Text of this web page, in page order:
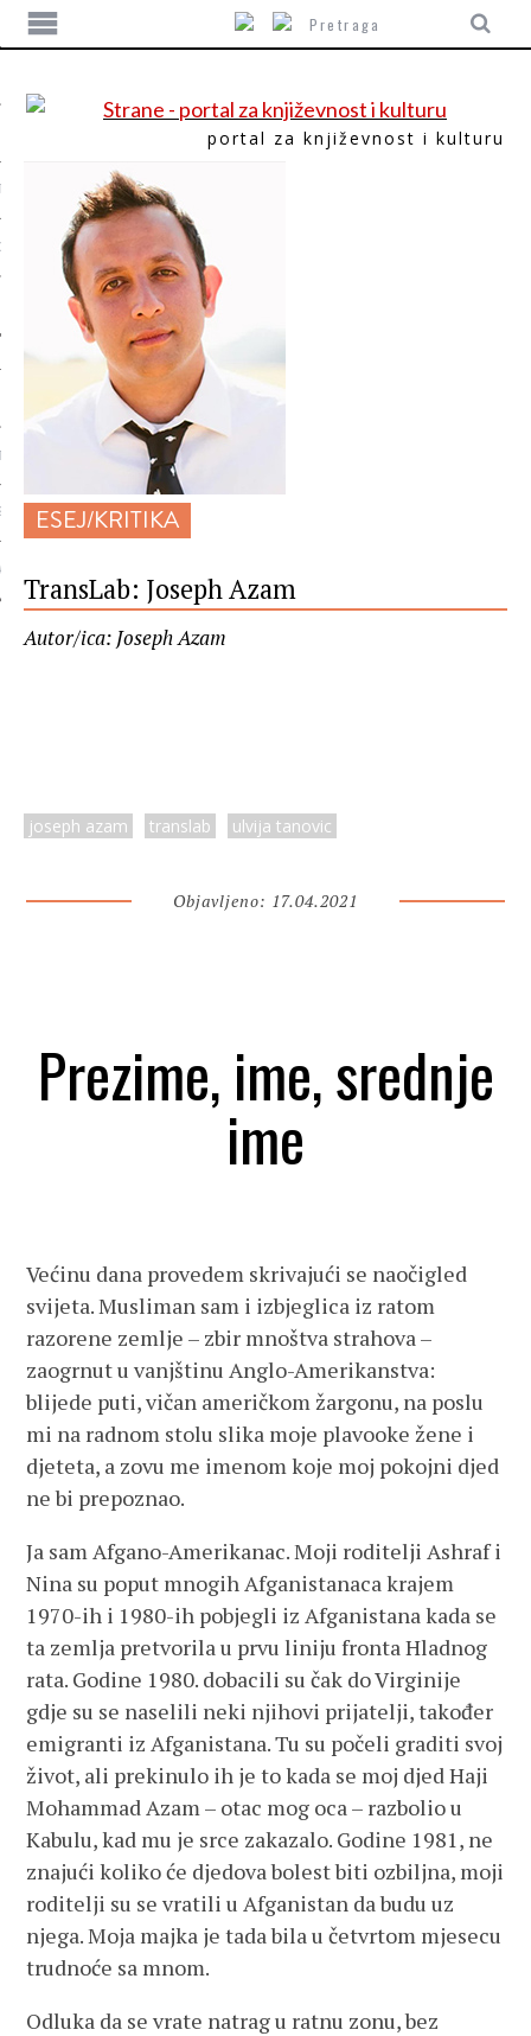
portal za književnost i kulturu
ESEJ/KRITIKA
TransLab: Joseph Azam
Autor/ica: Joseph Azam
joseph azam translab ulvija tanovic
Objavljeno: 17.04.2021
Prezime, ime, srednje
ime
Većinu dana provedem skrivajući se naočigled
svijeta. Musliman sam i izbjeglica iz ratom
razorene zemlje – zbir mnoštva strahova –
zaogrnut u vanjštinu Anglo-Amerikanstva:
blijede puti, vičan američkom žargonu, na poslu
mi na radnom stolu slika moje plavooke žene i
djeteta, a zovu me imenom koje moj pokojni djed
ne bi prepoznao.
Ja sam Afgano-Amerikanac. Moji roditelji Ashraf i
Nina su poput mnogih Afganistanaca krajem
1970-ih i 1980-ih pobjegli iz Afganistana kada se
ta zemlja pretvorila u prvu liniju fronta Hladnog
rata. Godine 1980. dobacili su čak do Virginije
gdje su se naselili neki njihovi prijatelji, također
emigranti iz Afganistana. Tu su počeli graditi svoj
život, ali prekinulo ih je to kada se moj djed Haji
Mohammad Azam – otac mog oca – razbolio u
Kabulu, kad mu je srce zakazalo. Godine 1981, ne
znajući koliko će djedova bolest biti ozbiljna, moji
roditelji su se vratili u Afganistan da budu uz
njega. Moja majka je tada bila u četvrtom mjesecu
trudnoće sa mnom.
Odluka da se vrate natrag u ratnu zonu, bez